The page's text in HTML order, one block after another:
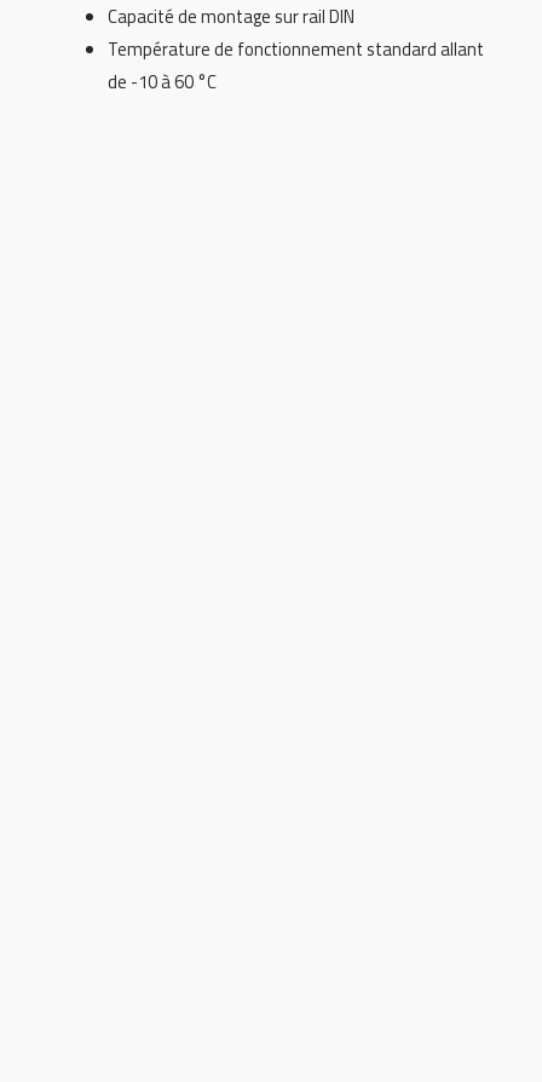
Capacité de montage sur rail DIN
Température de fonctionnement standard allant
de -10 à 60 °C